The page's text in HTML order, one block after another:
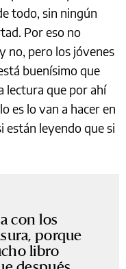
todo, sin ningún
Por eso no
no, pero los jóvenes
buenísimo que
lectura que por ahí
es lo van a hacer en
están leyendo que si
con los
porque
libro